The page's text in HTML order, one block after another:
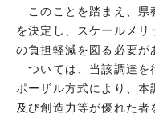
このことを踏まえ、県
を決定し、スケールメ
の負担軽減を図る必要が
ついては、当該調達を
ポーザル方式により、本
及び創造力等が優れた者